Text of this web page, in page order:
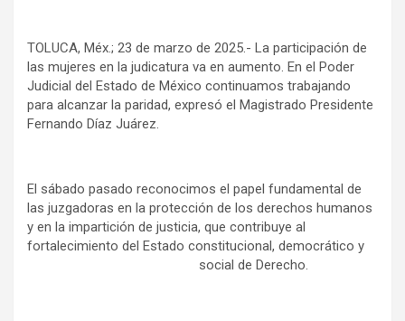
TOLUCA, Méx.; 23 de marzo de 2025.- La participación de
las mujeres en la judicatura va en aumento. En el Poder
Judicial del Estado de México continuamos trabajando
para alcanzar la paridad, expresó el Magistrado Presidente
Fernando Díaz Juárez.
El sábado pasado reconocimos el papel fundamental de
las juzgadoras en la protección de los derechos humanos
y en la impartición de justicia, que contribuye al
fortalecimiento del Estado constitucional, democrático y
social de Derecho.